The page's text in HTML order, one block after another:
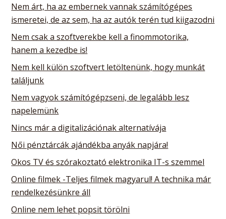
Nem árt, ha az embernek vannak számítógépes
ismeretei, de az sem, ha az autók terén tud kiigazodni
Nem csak a szoftverekbe kell a finommotorika,
hanem a kezedbe is!
Nem kell külön szoftvert letöltenünk, hogy munkát
találjunk
Nem vagyok számítógépzseni, de legalább lesz
napelemünk
Nincs már a digitalizációnak alternatívája
Női pénztárcák ajándékba anyák napjára!
Okos TV és szórakoztató elektronika IT-s szemmel
Online filmek -Teljes filmek magyarul! A technika már
rendelkezésünkre áll
Online nem lehet popsit törölni